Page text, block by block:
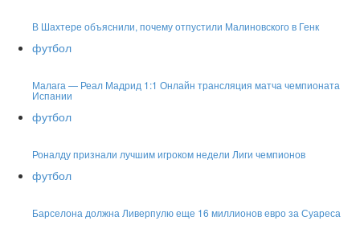
В Шахтере объяснили, почему отпустили Малиновского в Генк
футбол
Малага — Реал Мадрид 1:1 Онлайн трансляция матча чемпионата
Испании
футбол
Роналду признали лучшим игроком недели Лиги чемпионов
футбол
Барселона должна Ливерпулю еще 16 миллионов евро за Суареса